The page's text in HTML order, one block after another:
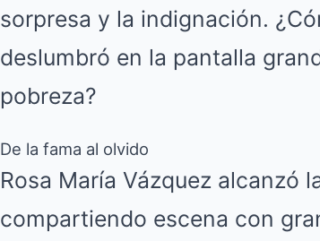
sorpresa y la indignación.
deslumbró en la pantalla
pobreza?
De la fama al olvido
Rosa María Vázquez alcanzó
compartiendo escena con